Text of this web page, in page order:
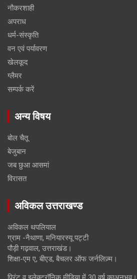
नौकरशाही
अपराध
धर्म-संस्कृति
वन एवं पर्यावरण
खेलकूद
ग्लैमर
सम्पर्क करें
अन्य विषय
बोल चैतू
बेजुबान
जब छुआ आसमां
विरासत
अविकल उत्तराखण्ड
अविकल थपलियाल
ग्राम -नैथाणा, मनियारस्यू पट्टी
पौड़ी गढ़वाल, उत्तराखंड।
शिक्षा-एम ए, बीएड, बैचलर ऑफ जर्नलिज़्म।